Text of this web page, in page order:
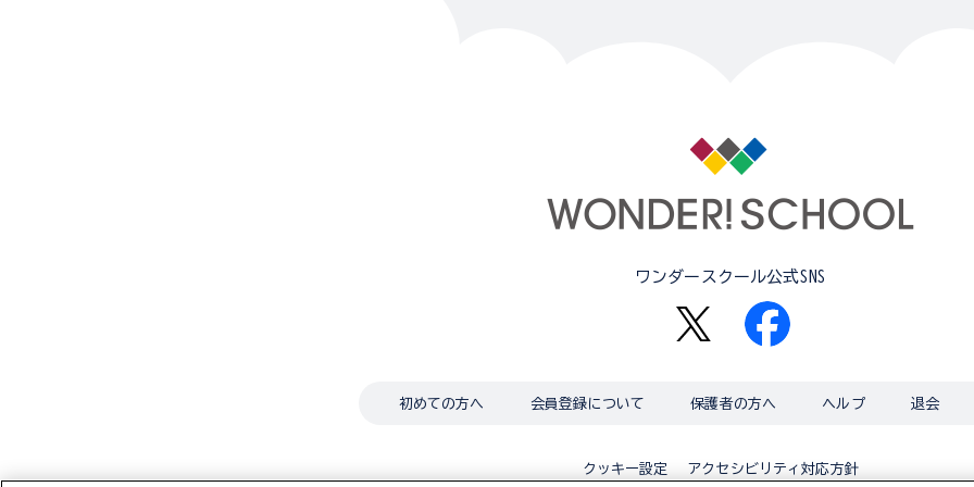
ワンダースクール公式SNS
初めての方へ 会員登録について 保護者の方へ ヘルプ 退会
クッキー設定 アクセシビリティ対応方針